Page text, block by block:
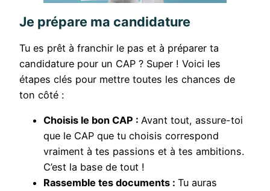
Je prépare ma candidature
Tu es prêt à franchir le pas et à préparer ta
candidature pour un CAP ? Super ! Voici les
étapes clés pour mettre toutes les chances de
ton côté :
Choisis le bon CAP : Avant tout, assure-toi
que le CAP que tu choisis correspond
vraiment à tes passions et à tes ambitions.
C’est la base de tout !
Rassemble tes documents : Tu auras